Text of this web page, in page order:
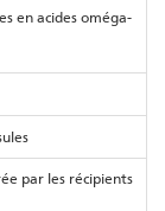
en acides oméga-
par les récipients